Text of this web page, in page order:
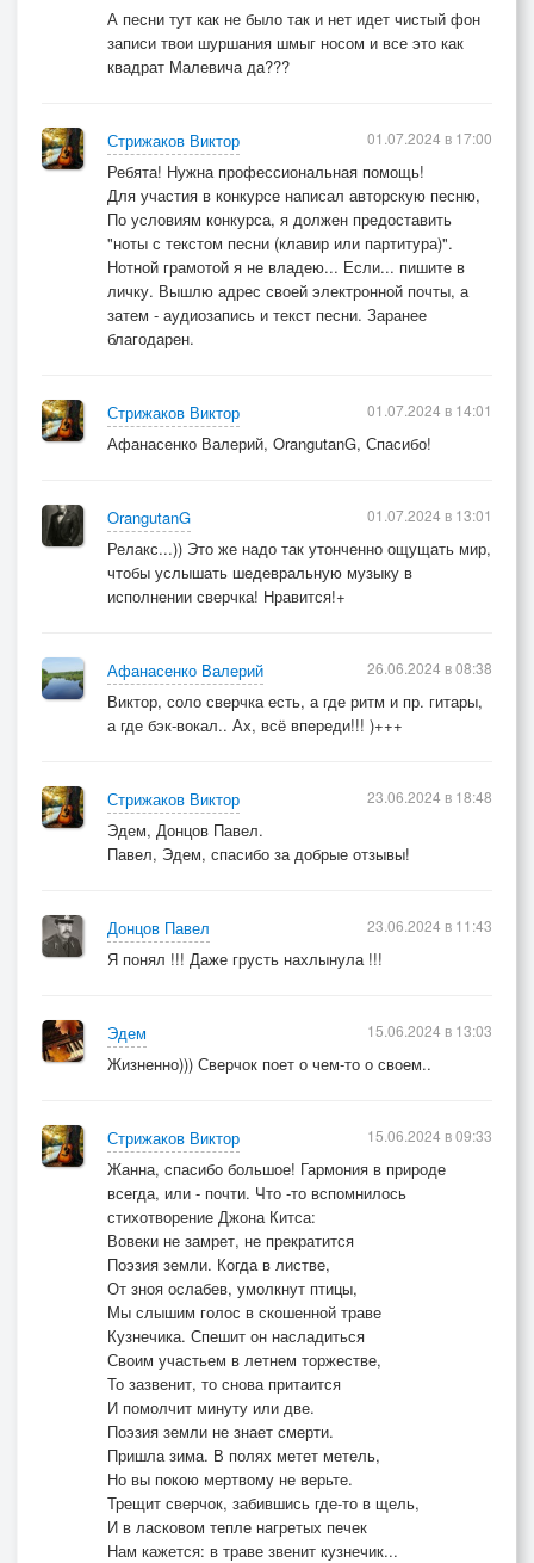
А песни тут как не было так и нет идет чистый фон
записи твои шуршания шмыг носом и все это как
квадрат Малевича да???
Стрижаков Виктор
Ребята! Нужна профессиональная помощь!
Для участия в конкурсе написал авторскую песню,
По условиям конкурса, я должен предоставить
"ноты с текстом песни (клавир или партитyра)".
Нотной грамотой я не владею... Если... пишите в
личку. Вышлю адрес своей электронной почты, а
затем - аудиозапись и текст песни. Заранее
благодарен.
01.07.2024 в 17:00
Стрижаков Виктор
Афанасенко Валерий, OrangutanG, Спасибо!
01.07.2024 в 14:01
OrangutanG
Релакс...)) Это же надо так утонченно ощущать мир,
чтобы услышать шедевральную музыку в
исполнении сверчка! Нравится!+
01.07.2024 в 13:01
Афанасенко Валерий
Виктор, соло сверчка есть, а где ритм и пр. гитары,
а где бэк-вокал.. Ах, всё впереди!!! )+++
26.06.2024 в 08:38
Стрижаков Виктор
Эдем, Донцов Павел.
Павел, Эдем, спасибо за добрые отзывы!
23.06.2024 в 18:48
Донцов Павел
Я понял !!! Даже грусть нахлынула !!!
23.06.2024 в 11:43
Эдем
Жизненно))) Сверчок поет о чем-то о своем..
15.06.2024 в 13:03
Стрижаков Виктор
Жанна, спасибо большое! Гармония в природе
всегда, или - почти. Что -то вспомнилось
стихотворение Джона Китса:
Вовеки не замрет, не прекратится
Поэзия земли. Когда в листве,
От зноя ослабев, умолкнут птицы,
Мы слышим голос в скошенной траве
Кузнечика. Спешит он насладиться
Своим участьем в летнем торжестве,
То зазвенит, то снова притаится
И помолчит минуту или две.
Поэзия земли не знает смерти.
Пришла зима. В полях метет метель,
Но вы покою мертвому не верьте.
Трещит сверчок, забившись где-то в щель,
И в ласковом тепле нагретых печек
Нам кажется: в траве звенит кузнечик...
15.06.2024 в 09:33